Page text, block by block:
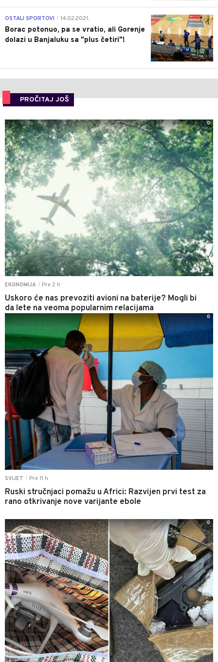
3
OSTALI SPORTOVI 14.02.2021.
Borac potonuo, pa se vratio, ali Gorenje
dolazi u Banjaluku sa "plus četiri"!
PROČITAJ JOŠ
EKONOMIJA Pre 2 h
Uskoro će nas prevoziti avioni na baterije? Mogli bi
da lete na veoma popularnim relacijama
0
SVIJET Pre 11 h
Ruski stručnjaci pomažu u Africi: Razvijen prvi test za
rano otkrivanje nove varijante ebole
0
0